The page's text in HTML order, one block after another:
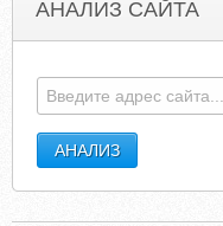
АНАЛИЗ САЙТА